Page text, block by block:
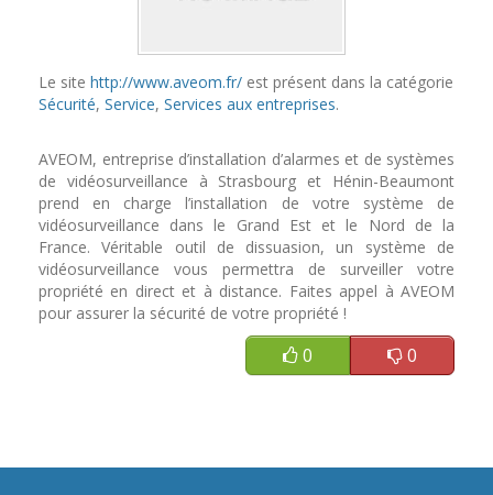
Le site http://www.aveom.fr/ est présent dans la catégorie
Sécurité, Service, Services aux entreprises.
AVEOM, entreprise d’installation d’alarmes et de systèmes
de vidéosurveillance à Strasbourg et Hénin-Beaumont
prend en charge l’installation de votre système de
vidéosurveillance dans le Grand Est et le Nord de la
France. Véritable outil de dissuasion, un système de
vidéosurveillance vous permettra de surveiller votre
propriété en direct et à distance. Faites appel à AVEOM
pour assurer la sécurité de votre propriété !
0 0